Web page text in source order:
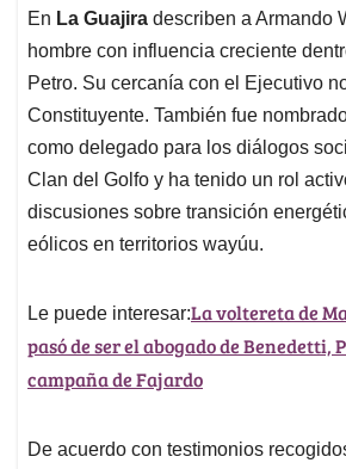
En La Guajira describen a Armando
hombre con influencia creciente
Petro. Su cercanía con el Ejecutivo
Constituyente. También fue
como delegado para los diálogos
Clan del Golfo y ha tenido un rol
discusiones sobre transición
eólicos en territorios wayúu.
Le puede interesar:La voltereta de
pasó de ser el abogado de Benedetti,
campaña de Fajardo
De acuerdo con testimonios